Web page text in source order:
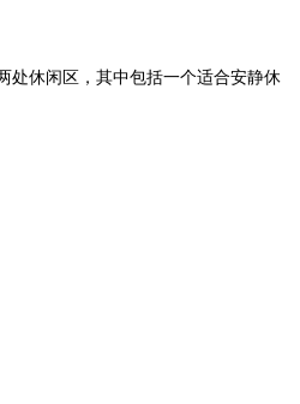
处休闲区，其中包括一个适合安静休